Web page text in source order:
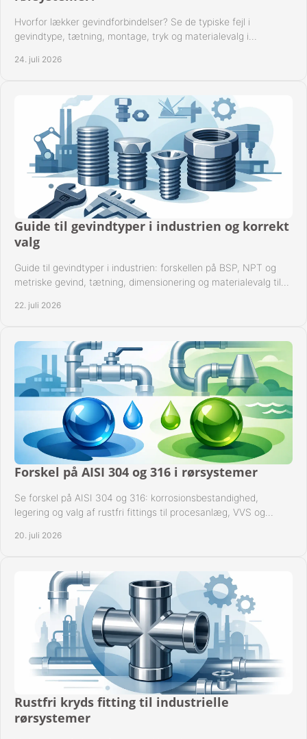
Hvorfor lækker gevindforbindelser? Se de typiske fejl i
gevindtype, tætning, montage, tryk og materialevalg i
24. juli 2026
Guide til gevindtyper i industrien og korrekt
valg
Guide til gevindtyper i industrien: forskellen på BSP, NPT og
metriske gevind, tætning, dimensionering og materialevalg til
22. juli 2026
Forskel på AISI 304 og 316 i rørsystemer
Se forskel på AISI 304 og 316: korrosionsbestandighed,
legering og valg af rustfri fittings til procesanlæg, VVS og
20. juli 2026
Rustfri kryds fitting til industrielle
rørsystemer